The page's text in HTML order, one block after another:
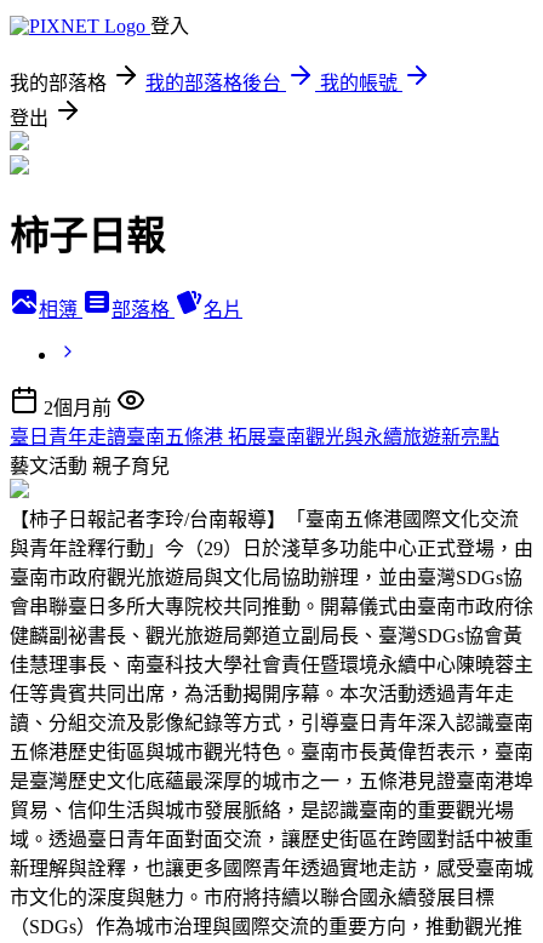
登入
我的部落格 我的部落格後台
我的帳號
登出
柿子日報
相簿 部落格 名片
2個月前
臺日青年走讀臺南五條港 拓展臺南觀光與永續旅遊新亮點
藝文活動 親子育兒
【柿子日報記者李玲/台南報導】「臺南五條港國際文化交流
與青年詮釋行動」今（29）日於淺草多功能中心正式登場，由
臺南市政府觀光旅遊局與文化局協助辦理，並由臺灣SDGs協
會串聯臺日多所大專院校共同推動。開幕儀式由臺南市政府徐
健麟副祕書長、觀光旅遊局鄭道立副局長、臺灣SDGs協會黃
佳慧理事長、南臺科技大學社會責任暨環境永續中心陳曉蓉主
任等貴賓共同出席，為活動揭開序幕。本次活動透過青年走
讀、分組交流及影像紀錄等方式，引導臺日青年深入認識臺南
五條港歷史街區與城市觀光特色。臺南市長黃偉哲表示，臺南
是臺灣歷史文化底蘊最深厚的城市之一，五條港見證臺南港埠
貿易、信仰生活與城市發展脈絡，是認識臺南的重要觀光場
域。透過臺日青年面對面交流，讓歷史街區在跨國對話中被重
新理解與詮釋，也讓更多國際青年透過實地走訪，感受臺南城
市文化的深度與魅力。市府將持續以聯合國永續發展目標
（SDGs）作為城市治理與國際交流的重要方向，推動觀光推